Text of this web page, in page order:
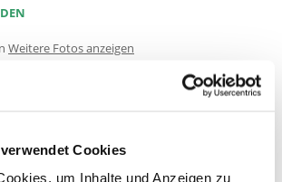
Cookies
um Inhalte und Anzeigen zu
Weitere Fotos anzeigen